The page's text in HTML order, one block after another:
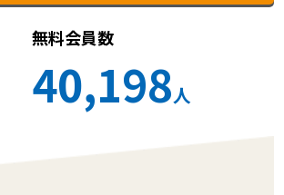
無料会員数
40,198人